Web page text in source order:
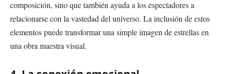
composición, sino que también ayuda a los espectadores a
relacionarse con la vastedad del universo. La inclusión de estos
elementos puede transformar una simple imagen de estrellas en
una obra maestra visual.